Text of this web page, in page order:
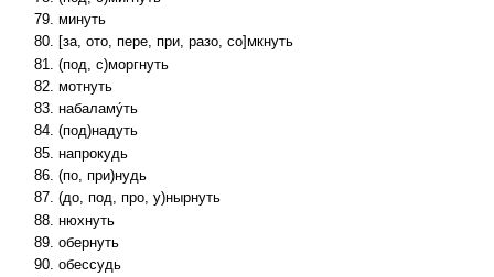
минуть
[за, ото, пере, при, разо, со]мкнуть
(под, с)моргнуть
мотнуть
набаламу́ть
(под)надуть
напрокудь
(по, при)нудь
(до, под, про, у)нырнуть
нюхнуть
обернуть
обессудь